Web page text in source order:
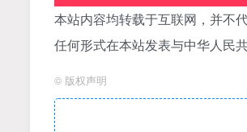
本站内容均转载于互联网，并不
任何形式在本站发表与中华人民
© 版权声明